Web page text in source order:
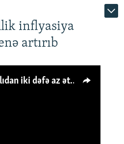
inflyasiya
artırıb
Azərbaycanlı avropalıdan iki dəfə az ət yeyir, amma... 'Qiymət artımı qaçılmazdır'